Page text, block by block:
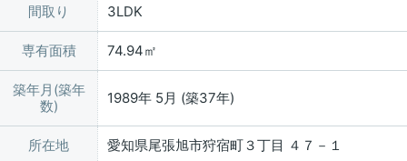
間取り 3LDK
専有面積 74.94㎡
築年月(築年
数)
1989年 5月 (築37年)
所在地 愛知県尾張旭市狩宿町３丁目 ４７－１